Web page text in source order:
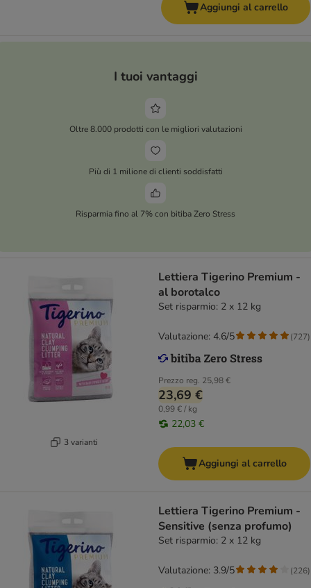
Aggiungi al carrello
I tuoi vantaggi
Oltre 8.000 prodotti con le migliori valutazioni
Più di 1 milione di clienti soddisfatti
Risparmia fino al 7% con bitiba Zero Stress
3 varianti
Lettiera Tigerino Premium -
al borotalco
Set risparmio: 2 x 12 kg
Prezzo reg. 25,98 €
23,69 €
0,99 € / kg
22,03 €
Valutazione: 4.6/5 (727)
Aggiungi al carrello
Lettiera Tigerino Premium -
Sensitive (senza profumo)
Set risparmio: 2 x 12 kg
Valutazione: 3.9/5 (226)